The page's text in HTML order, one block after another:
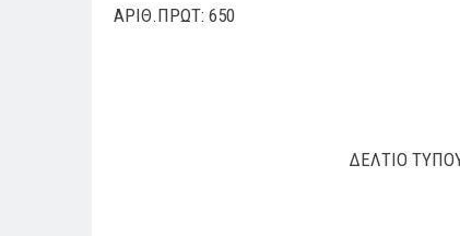
ΠΕΙΡΑΙΑΣ:
ΔΕΛΤΙΟ